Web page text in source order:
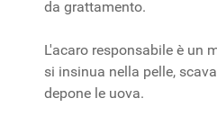
da grattamento.
L'acaro responsabile è un
si insinua nella pelle,
depone le uova.